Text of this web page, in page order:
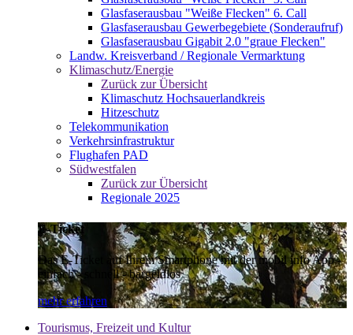
Glasfaserausbau "Weiße Flecken" 6. Call
Glasfaserausbau Gewerbegebiete (Sonderaufruf)
Glasfaserausbau Gigabit 2.0 "graue Flecken"
Landw. Kreisverband / Regionale Vermarktung
Klimaschutz/Energie
Zurück zur Übersicht
Klimaschutz Hochsauerlandkreis
Hitzeschutz
Telekommunikation
Verkehrsinfrastruktur
Flughafen PAD
Südwestfalen
Zurück zur Übersicht
Regionale 2025
E-Ticket
Das E-Ticket auf Ihrem Smartphone mit der mobil info App -
einfach - schnell - bargeldlos
mehr erfahren
Tourismus, Freizeit und Kultur